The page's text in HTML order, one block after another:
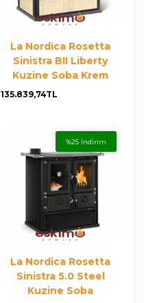
La Nordica Rosetta
Sinistra BII Liberty
Kuzine Soba Krem
135.839,74TL
%25 İndirim
La Nordica Rosetta
Sinistra 5.0 Steel
Kuzine Soba